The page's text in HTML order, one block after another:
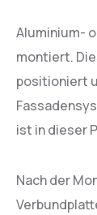
Aluminium-
montiert.
positioniert
ist in dieser
Nach der